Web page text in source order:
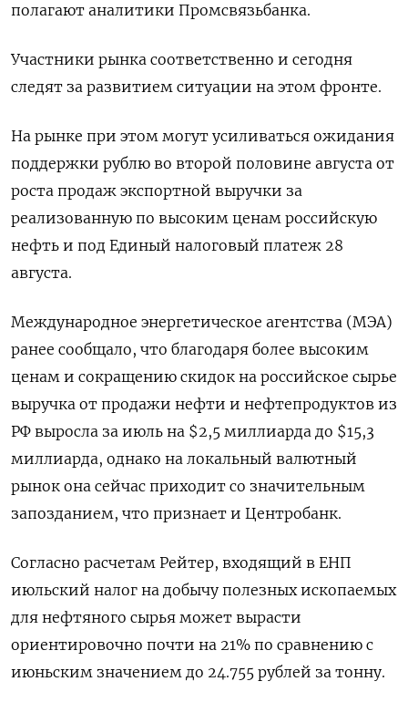
полагают аналитики Промсвязьбанка.
Участники рынка соответственно и сегодня
следят за развитием ситуации на этом фронте.
На рынке при этом могут усиливаться ожидания
поддержки рублю во второй половине августа от
роста продаж экспортной выручки за
реализованную по высоким ценам российскую
нефть и под Единый налоговый платеж 28
августа.
Международное энергетическое агентства (МЭА)
ранее сообщало, что благодаря более высоким
ценам и сокращению скидок на российское сырье
выручка от продажи нефти и нефтепродуктов из
РФ выросла за июль на $2,5 миллиарда до $15,3
миллиарда, однако на локальный валютный
рынок она сейчас приходит со значительным
запозданием, что признает и Центробанк.
Согласно расчетам Рейтер, входящий в ЕНП
июльский налог на добычу полезных ископаемых
для нефтяного сырья может вырасти
ориентировочно почти на 21% по сравнению с
июньским значением до 24.755 рублей за тонну.